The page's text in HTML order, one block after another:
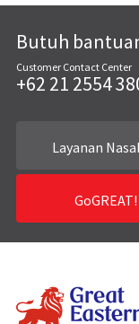
Butuh
Customer Contact Center
+62 21 2554
Layanan
GoGREAT!